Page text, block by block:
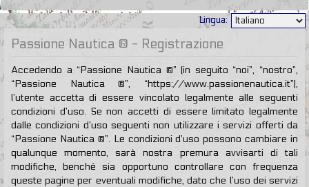
Lingua:
Passione Nautica ® - Registrazione
Accedendo a “Passione Nautica ®” (in seguito “noi”, “nostro”,
“Passione Nautica ®”, “https://www.passionenautica.it”),
l’utente accetta di essere vincolato legalmente alle seguenti
condizioni d’uso. Se non accetti di essere limitato legalmente
dalle condizioni d’uso seguenti non utilizzare i servizi offerti da
“Passione Nautica ®”. Le condizioni d’uso possono cambiare in
qualunque momento, sarà nostra premura avvisarti di tali
modifiche, benché sia opportuno controllare con frequenza
queste pagine per eventuali modifiche, dato che l’uso dei servizi